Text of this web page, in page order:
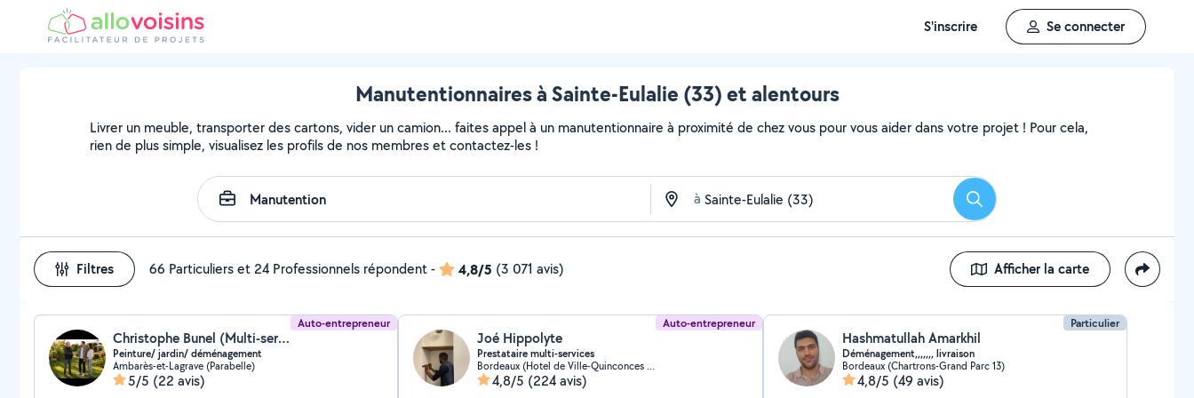
S'inscrire Se connecter
Manutentionnaires à Sainte-Eulalie (33) et alentours
Livrer un meuble, transporter des cartons, vider un camion... faites appel à un manutentionnaire à proximité de chez vous pour vous aider dans votre projet ! Pour cela,
rien de plus simple, visualisez les profils de nos membres et contactez-les !
à Rechercher
Filtres 66 Particuliers et 24 Professionnels répondent- 4,8/5 (3 071 avis) Afficher la carte
Auto-entrepreneur
Christophe Bunel (Multi-services Bunel)
Peinture/ jardin/ déménagement
Ambarès-et-Lagrave (Parabelle)
5/5 (22 avis)
Auto-entrepreneur
Joé Hippolyte
Prestataire multi-services
Bordeaux (Hotel de Ville-Quinconces 4)
4,8/5 (224 avis)
Particulier
Hashmatullah Amarkhil
Déménagement,,,,,,, livraison
Bordeaux (Chartrons-Grand Parc 13)
4,8/5 (49 avis)